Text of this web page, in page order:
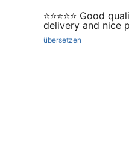
⭐️⭐️⭐️⭐️⭐️ Good
delivery and nice
übersetzen